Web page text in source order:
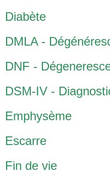
Diabète
DMLA -
DNF -
DSM-IV -
Emphysème
Escarre
Fin de vie